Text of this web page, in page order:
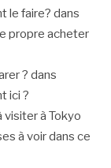
le faire? dans
propre acheter
? dans
ici ?
visiter à Tokyo
à voir dans ce